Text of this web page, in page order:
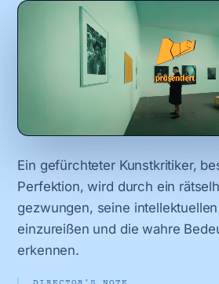
Ein gefürchteter Kunstkritiker,
Perfektion, wird durch ein
gezwungen, seine
einzureißen und die wahre
erkennen.